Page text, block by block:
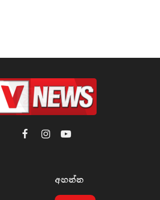
FacebookInstagramYouTube
අහන්​න